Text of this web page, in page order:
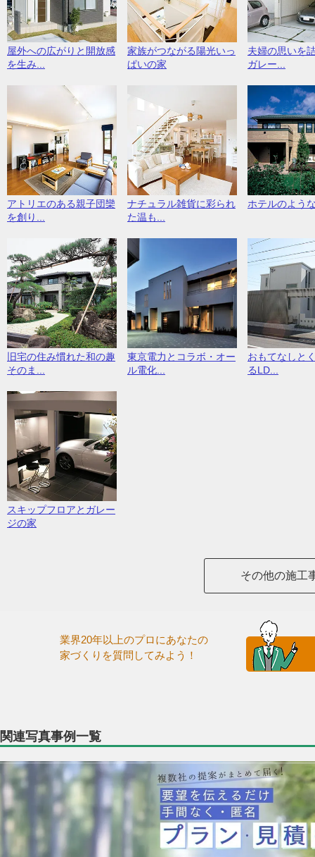
屋外への広がりと開放感
を生み...
家族がつながる陽光いっ
ぱいの家
夫婦の思いを
ガレー...
アトリエのある親子団欒
を創り...
ナチュラル雑貨に彩られ
た温も...
ホテルのよう
旧宅の住み慣れた和の趣
そのま...
東京電力とコラボ・オー
ル電化...
おもてなしと
るLD...
スキップフロアとガレー
ジの家
その他の施工
業界20年以上のプロにあなたの
家づくりを質問してみよう！
関連写真事例一覧